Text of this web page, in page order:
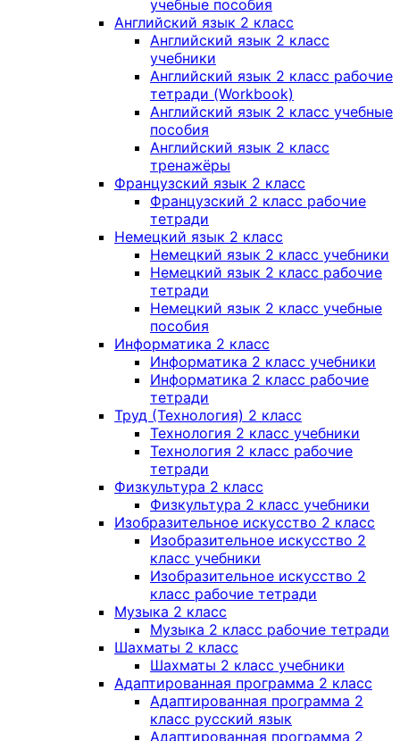
учебные пособия
Английский язык 2 класс
Английский язык 2 класс
учебники
Английский язык 2 класс рабочие
тетради (Workbook)
Английский язык 2 класс учебные
пособия
Английский язык 2 класс
тренажёры
Французский язык 2 класс
Французский 2 класс рабочие
тетради
Немецкий язык 2 класс
Немецкий язык 2 класс учебники
Немецкий язык 2 класс рабочие
тетради
Немецкий язык 2 класс учебные
пособия
Информатика 2 класс
Информатика 2 класс учебники
Информатика 2 класс рабочие
тетради
Труд (Технология) 2 класс
Технология 2 класс учебники
Технология 2 класс рабочие
тетради
Физкультура 2 класс
Физкультура 2 класс учебники
Изобразительное искусство 2 класс
Изобразительное искусство 2
класс учебники
Изобразительное искусство 2
класс рабочие тетради
Музыка 2 класс
Музыка 2 класс рабочие тетради
Шахматы 2 класс
Шахматы 2 класс учебники
Адаптированная программа 2 класс
Адаптированная программа 2
класс русский язык
Адаптированная программа 2